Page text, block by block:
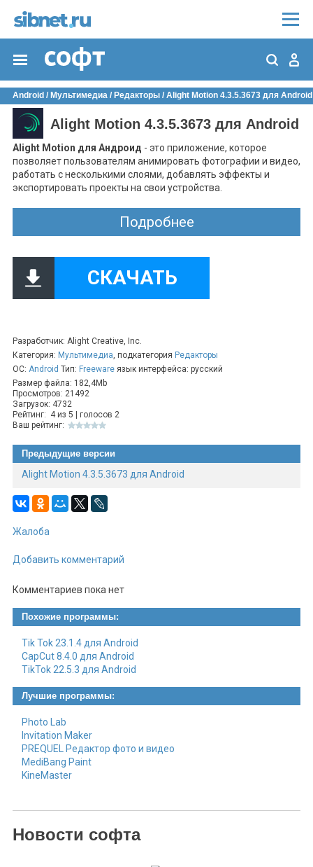
Android / Мультимедиа / Редакторы / Alight Motion 4.3.5.3673 для Android
Alight Motion 4.3.5.3673 для Android
Alight Motion для Андроид - это приложение, которое
позволяет пользователям анимировать фотографии и видео,
работать с несколькими слоями, добавлять эффекты и
экспортировать проекты на свои устройства.
Создание движущейся графики на вашем устройстве
Добавляйте формы, вставляйте музыку и применяйте
Экспортировать и делиться проектами
Подробнее
СКАЧАТЬ
Разработчик: Alight Creative, Inc.
Категория: Мультимедиа, подкатегория Редакторы
ОС: Android Тип: Freeware язык интерфейса: русский
Размер файла: 182,4Mb
Просмотров: 21492
Загрузок: 4732
Рейтинг: 4из 5 | голосов 2
Ваш рейтинг:
Предыдущие версии
Alight Motion 4.3.5.3673 для Android
Жалоба
Добавить комментарий
Комментариев пока нет
Похожие программы:
Tik Tok 23.1.4 для Android
CapCut 8.4.0 для Android
TikTok 22.5.3 для Android
Лучшие программы:
Photo Lab
Invitation Maker
PREQUEL Редактор фото и видео
MediBang Paint
KineMaster
Новости софта